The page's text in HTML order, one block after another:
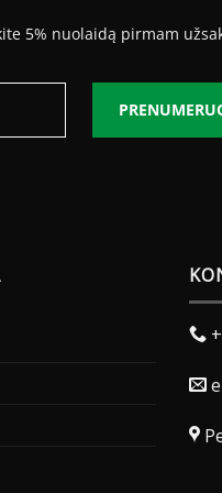
5% nuolaidą pirmam